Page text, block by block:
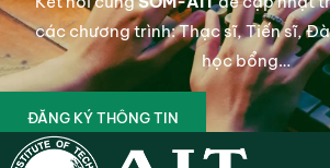
các chương trình: Thạc sĩ, Tiến sĩ,
học bổng…
ĐĂNG KÝ THÔNG TIN